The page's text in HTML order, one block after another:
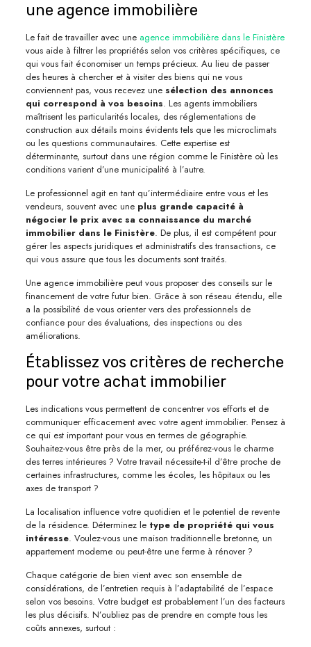
une agence immobilière
Le fait de travailler avec une agence immobilière dans le Finistère
vous aide à filtrer les propriétés selon vos critères spécifiques, ce
qui vous fait économiser un temps précieux. Au lieu de passer
des heures à chercher et à visiter des biens qui ne vous
conviennent pas, vous recevez une sélection des annonces
qui correspond à vos besoins. Les agents immobiliers
maîtrisent les particularités locales, des réglementations de
construction aux détails moins évidents tels que les microclimats
ou les questions communautaires. Cette expertise est
déterminante, surtout dans une région comme le Finistère où les
conditions varient d’une municipalité à l’autre.
Le professionnel agit en tant qu’intermédiaire entre vous et les
vendeurs, souvent avec une plus grande capacité à
négocier le prix avec sa connaissance du marché
immobilier dans le Finistère. De plus, il est compétent pour
gérer les aspects juridiques et administratifs des transactions, ce
qui vous assure que tous les documents sont traités.
Une agence immobilière peut vous proposer des conseils sur le
financement de votre futur bien. Grâce à son réseau étendu, elle
a la possibilité de vous orienter vers des professionnels de
confiance pour des évaluations, des inspections ou des
améliorations.
Établissez vos critères de recherche
pour votre achat immobilier
Les indications vous permettent de concentrer vos efforts et de
communiquer efficacement avec votre agent immobilier. Pensez à
ce qui est important pour vous en termes de géographie.
Souhaitez-vous être près de la mer, ou préférez-vous le charme
des terres intérieures ? Votre travail nécessite-t-il d’être proche de
certaines infrastructures, comme les écoles, les hôpitaux ou les
axes de transport ?
La localisation influence votre quotidien et le potentiel de revente
de la résidence. Déterminez letype de propriété qui vous
intéresse. Voulez-vous une maison traditionnelle bretonne, un
appartement moderne ou peut-être une ferme à rénover ?
Chaque catégorie de bien vient avec son ensemble de
considérations, de l’entretien requis à l’adaptabilité de l’espace
selon vos besoins. Votre budget est probablement l’un des facteurs
les plus décisifs. N’oubliez pas de prendre en compte tous les
coûts annexes, surtout :